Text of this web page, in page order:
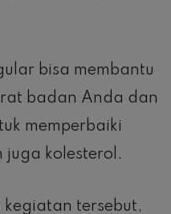
bisa membantu
badan Anda dan
memperbaiki
kolesterol.
kegiatan tersebut,